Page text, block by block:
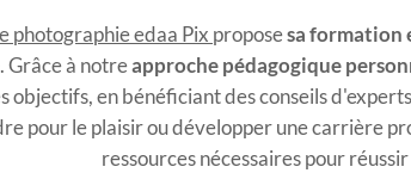
photographie edaa Pix proposesa formation
Grâce à notreapproche pédagogique
objectifs, en bénéficiant des conseils
pour le plaisir ou développer une carrière
ressources nécessaires pour